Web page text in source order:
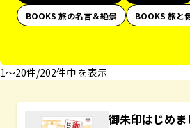
BOOKS 旅の名言＆絶景
BOOKS 旅と
1〜20件/202件中 を表示
御朱印はじめ